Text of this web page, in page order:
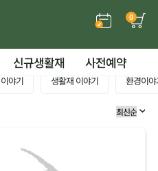
0
신규생활재 사전예약
야기 생활재 이야기 환경이